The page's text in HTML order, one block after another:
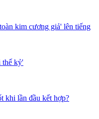
kim cương giả' lên tiếng
thế kỷ'
khi lần đầu kết hợp?